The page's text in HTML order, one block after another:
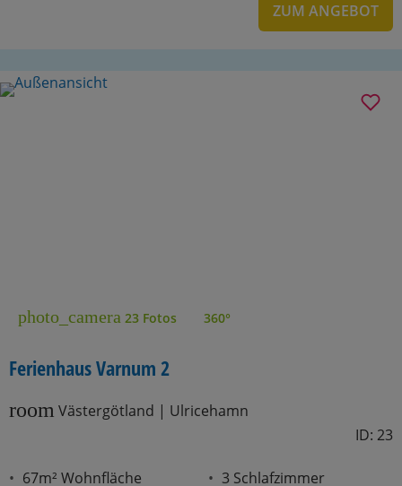
ZUM ANGEBOT
photo_camera 23 Fotos 360°
Ferienhaus Varnum 2
room Västergötland | Ulricehamn
ID: 23
67m² Wohnfläche 3 Schlafzimmer